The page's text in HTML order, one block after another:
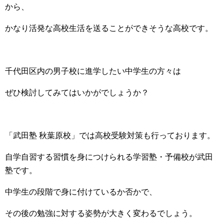
から、
かなり活発な高校生活を送ることができそうな高校です。
千代田区内の男子校に進学したい中学生の方々は
ぜひ検討してみてはいかがでしょうか？
「武田塾 秋葉原校」では高校受験対策も行っております。
自学自習する習慣を身につけられる学習塾・予備校が武田
塾です。
中学生の段階で身に付けているか否かで、
その後の勉強に対する姿勢が大きく変わるでしょう。